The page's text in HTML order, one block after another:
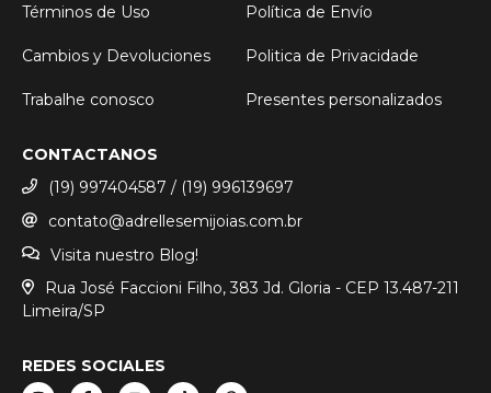
Términos de Uso Política de Envío
Cambios y Devoluciones Politica de Privacidade
Trabalhe conosco Presentes personalizados
CONTACTANOS
(19) 997404587 / (19) 996139697
contato@adrellesemijoias.com.br
Visita nuestro Blog!
Rua José Faccioni Filho, 383 Jd. Gloria - CEP 13.487-211
Limeira/SP
REDES SOCIALES